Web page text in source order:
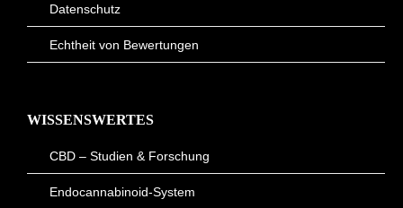
Datenschutz
Echtheit von Bewertungen
WISSENSWERTES
CBD – Studien & Forschung
Endocannabinoid-System